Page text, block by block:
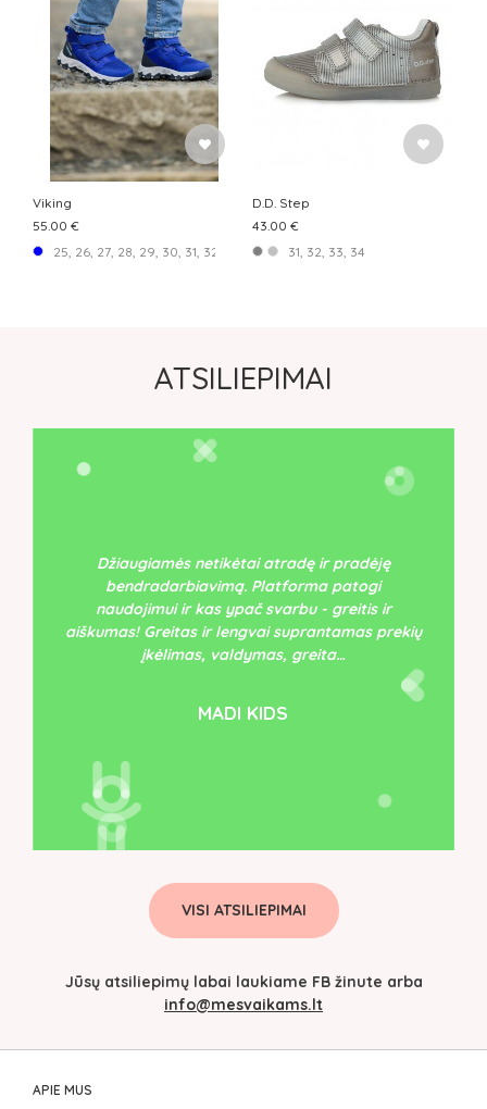
Viking
55.00 €
25, 26, 27, 28, 29, 30, 31, 32, 33
D.D. Step
43.00 €
31, 32, 33, 34
ATSILIEPIMAI
Džiaugiamės netikėtai atradę ir pradėję
bendradarbiavimą. Platforma patogi
naudojimui ir kas ypač svarbu - greitis ir
aiškumas! Greitas ir lengvai suprantamas prekių
įkėlimas, valdymas, greita…
MADI KIDS
VISI ATSILIEPIMAI
Jūsų atsiliepimų labai laukiame FB žinute arba
info@mesvaikams.lt
APIE MUS